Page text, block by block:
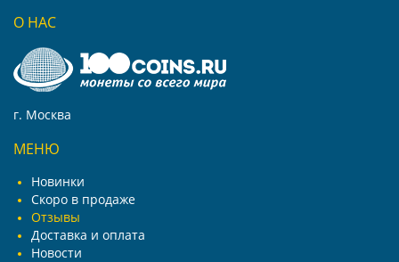
О НАС
г. Москва
МЕНЮ
Новинки
Скоро в продаже
Отзывы
Доставка и оплата
Новости